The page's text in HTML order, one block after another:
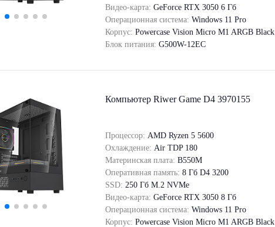
Видео-карта: GeForce RTX 3050 6 Гб
Операционная система: Windows 11 Pro
Корпус: Powercase Vision Micro M1 ARGB Black
Блок питания: G500W-12EC
Компьютер Riwer Game D4 3970155
Процессор: AMD Ryzen 5 5600
Охлаждение: Air TDP 180
Материнская плата: B550M
Оперативная память: 8 Гб D4 3200
SSD: 250 Гб M.2 NVMe
Видео-карта: GeForce RTX 3050 8 Гб
Операционная система: Windows 11 Pro
Корпус: Powercase Vision Micro M1 ARGB Black